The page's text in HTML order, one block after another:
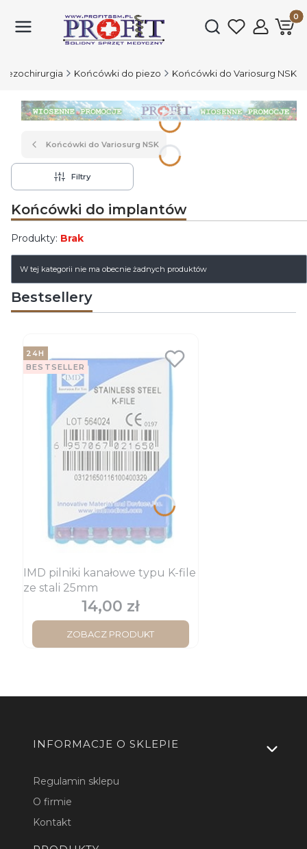
Otwórz
Końcówki do piezo Końcówki do Variosurg NSK
Naciśnij Enter lub spację, aby otworzyć stronę.
Końcówki do Variosurg NSK
Filtry
Końcówki do implantów
Produkty: Brak
Lista produktów
W tej kategorii nie ma obecnie żadnych produktów
Bestsellery
24H
BESTSELLER
IMD pilniki kanałowe typu K-file
ze stali 25mm
Cena
14,00 zł
ZOBACZ PRODUKT
Linki w stopce
INFORMACJE O SKLEPIE
Regulamin sklepu
O firmie
Kontakt